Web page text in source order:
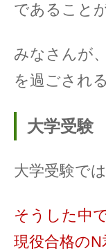
であること
みなさんが
を過ごされ
大学受験
大学受験で
そうした中
現役合格の